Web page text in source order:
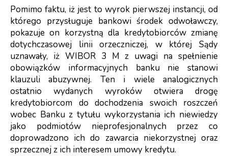
Pomimo faktu, iż jest to wyrok pierwszej instancji, od
którego przysługuje bankowi środek odwoławczy,
pokazuje on korzystną dla kredytobiorców zmianę
dotychczasowej linii orzeczniczej, w której Sądy
uznawały, iż WIBOR 3 M z uwagi na spełnienie
obowiązków informacyjnych banku nie stanowi
klauzuli abuzywnej. Ten i wiele analogicznych
ostatnio wydanych wyroków otwiera drogę
kredytobiorcom do dochodzenia swoich roszczeń
wobec Banku z tytułu wykorzystania ich niewiedzy
jako podmiotów nieprofesjonalnych przez co
doprowadzono ich do zawarcia niekorzystnej oraz
sprzecznej z ich interesem umowy kredytu.